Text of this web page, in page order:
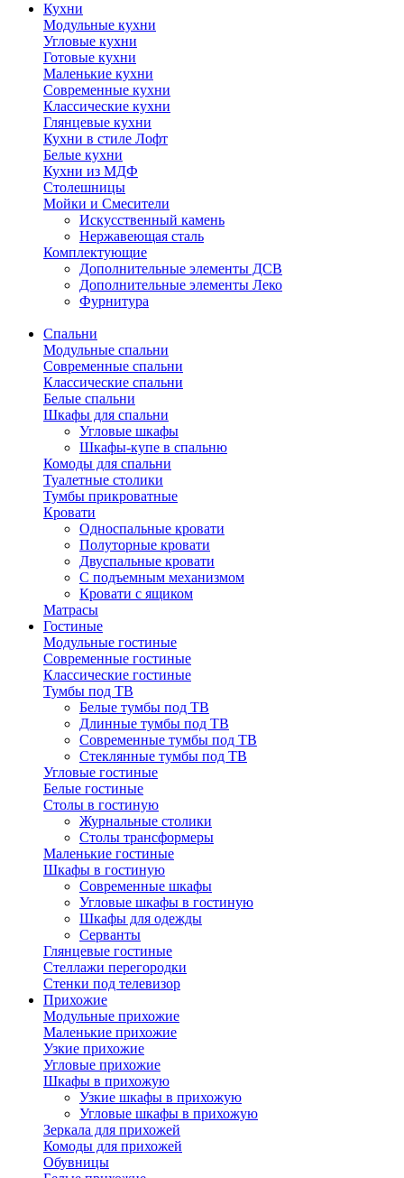
Кухни
Модульные кухни
Угловые кухни
Готовые кухни
Маленькие кухни
Современные кухни
Классические кухни
Глянцевые кухни
Кухни в стиле Лофт
Белые кухни
Кухни из МДФ
Столешницы
Мойки и Смесители
Искусственный камень
Нержавеющая сталь
Комплектующие
Дополнительные элементы ДСВ
Дополнительные элементы Леко
Фурнитура
Спальни
Модульные спальни
Современные спальни
Классические спальни
Белые спальни
Шкафы для спальни
Угловые шкафы
Шкафы-купе в спальню
Комоды для спальни
Туалетные столики
Тумбы прикроватные
Кровати
Односпальные кровати
Полуторные кровати
Двуспальные кровати
С подъемным механизмом
Кровати с ящиком
Матрасы
Гостиные
Модульные гостиные
Современные гостиные
Классические гостиные
Тумбы под ТВ
Белые тумбы под ТВ
Длинные тумбы под ТВ
Современные тумбы под ТВ
Стеклянные тумбы под ТВ
Угловые гостиные
Белые гостиные
Столы в гостиную
Журнальные столики
Столы трансформеры
Маленькие гостиные
Шкафы в гостиную
Современные шкафы
Угловые шкафы в гостиную
Шкафы для одежды
Серванты
Глянцевые гостиные
Стеллажи перегородки
Стенки под телевизор
Прихожие
Модульные прихожие
Маленькие прихожие
Узкие прихожие
Угловые прихожие
Шкафы в прихожую
Узкие шкафы в прихожую
Угловые шкафы в прихожую
Зеркала для прихожей
Комоды для прихожей
Обувницы